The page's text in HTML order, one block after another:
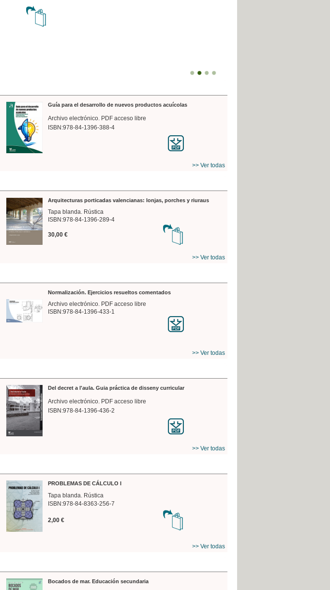
Guía para el desarrollo de nuevos productos acuícolas
Archivo electrónico. PDF acceso libre
ISBN:978-84-1396-388-4
>> Ver todas
Arquitecturas porticadas valencianas: lonjas, porches y riuraus
Tapa blanda. Rústica
ISBN:978-84-1396-289-4
30,00 €
>> Ver todas
Normalización. Ejercicios resueltos comentados
Archivo electrónico. PDF acceso libre
ISBN:978-84-1396-433-1
>> Ver todas
Del decret a l'aula. Guia práctica de disseny curricular
Archivo electrónico. PDF acceso libre
ISBN:978-84-1396-436-2
>> Ver todas
PROBLEMAS DE CÁLCULO I
Tapa blanda. Rústica
ISBN:978-84-8363-256-7
2,00 €
>> Ver todas
Bocados de mar. Educación secundaria